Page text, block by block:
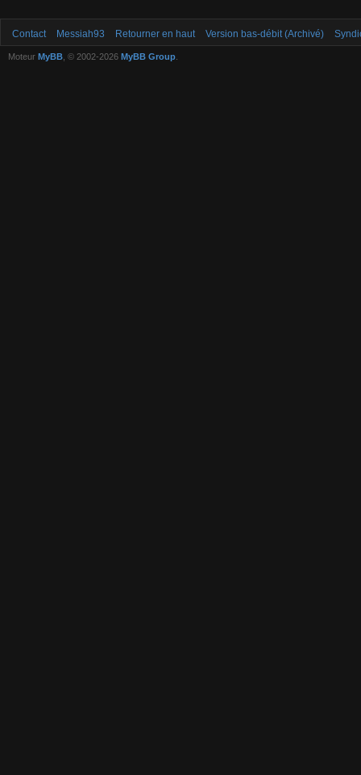
Contact Messiah93 Retourner en haut Version bas-débit (Archivé)
Moteur MyBB , © 2002-2026 MyBB Group